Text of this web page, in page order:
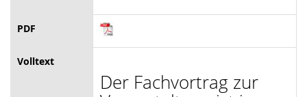
PDF
Volltext
Der Fachvortrag zur